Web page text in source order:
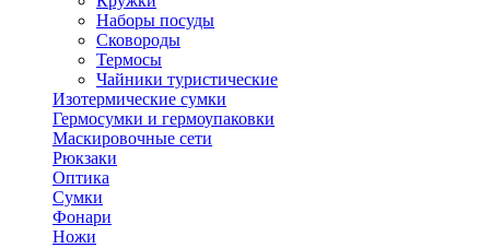
Наборы посуды
Сковороды
Термосы
Чайники туристические
Изотермические сумки
Гермосумки и гермоупаковки
Маскировочные сети
Рюкзаки
Оптика
Сумки
Фонари
Ножи